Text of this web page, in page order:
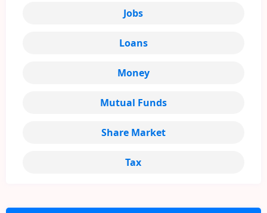
Jobs
Loans
Money
Mutual Funds
Share Market
Tax